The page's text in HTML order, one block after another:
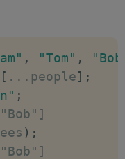
, "Tom" ,
[ ... people] ;
;
) ;